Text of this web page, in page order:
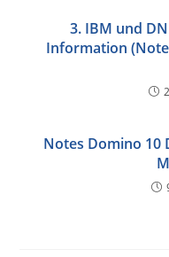
3. IBM und
Information
Notes Domino 10